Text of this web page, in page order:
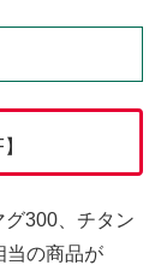
300、チタン
当の商品が